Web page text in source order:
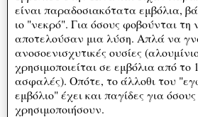
είναι παραδοσιακότατα εμβόλια,
ιο "νεκρό". Για όσους φοβούνται
αποτελούσαν μια λύση. Απλά να
ανοσοενισχυτικές ουσίες
χρησιμοποιείται σε εμβόλια από το
ασφαλές). Οπότε, το άλλοθι του
εμβόλιο" έχει και παγίδες για
χρησιμοποιήσουν.